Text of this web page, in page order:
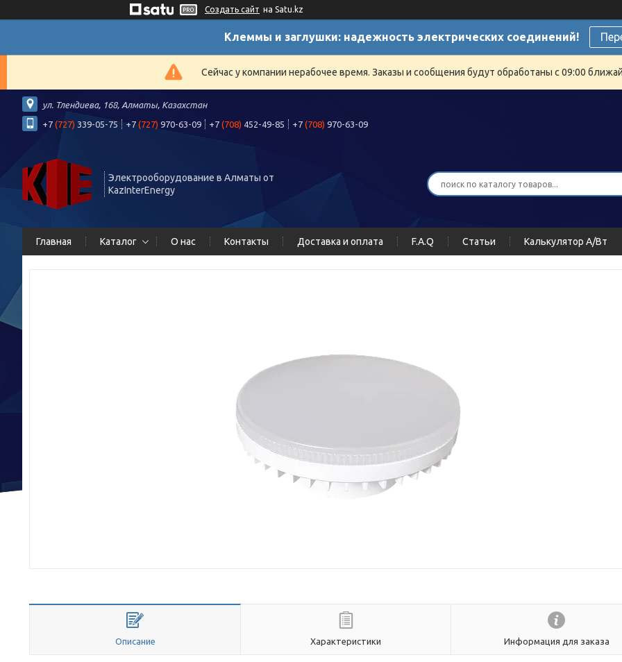
Создать сайт на Satu.kz
Клеммы и заглушки: надежность электрических соединений!
Сейчас у компании нерабочее время. Заказы и сообщения будут обработаны с 09:00
ул. Тлендиева, 168, Алматы, Казахстан
+7 (727) 339-05-75 +7 (727) 970-63-09 +7 (708) 452-49-85 +7 (708) 970-63-09
Электрооборудование в Алматы от
KazInterEnergy
Главная Каталог О нас Контакты Доставка и оплата F.A.Q Статьи Калькулятор А/Вт
Описание Характеристики Информация для заказа